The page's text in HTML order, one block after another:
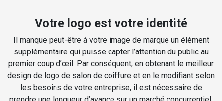
Votre logo est votre identité
Il manque peut-être à votre image de marque un élément
supplémentaire qui puisse capter l’attention du public au
premier coup d’œil. Par conséquent, en obtenant le meilleur
design de logo de salon de coiffure et en le modifiant selon
les besoins de votre entreprise, il est nécessaire de